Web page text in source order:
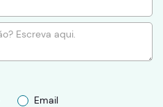
Email